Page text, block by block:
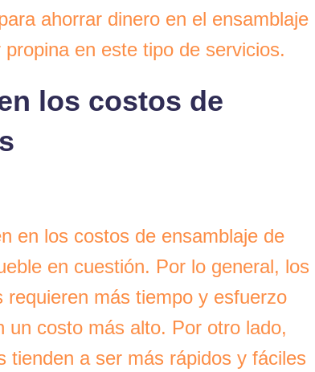
ahorrar dinero en el ensamblaje
en este tipo de servicios.
los costos de
en los costos de ensamblaje de
en cuestión. Por lo general, los
más tiempo y esfuerzo
un costo más alto. Por otro lado,
tienden a ser más rápidos y fáciles